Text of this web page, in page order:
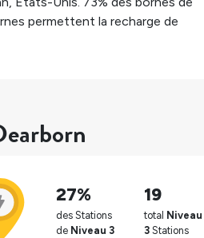
permettent la recharge de
27%
des Stations
de Niveau 3
19
total Niveau
3 Stations